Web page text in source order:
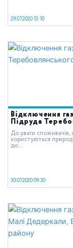
29.07.2020 13:10
Відключення
Підруда
До уваги
користуються
до...
30.07.2020 09:30